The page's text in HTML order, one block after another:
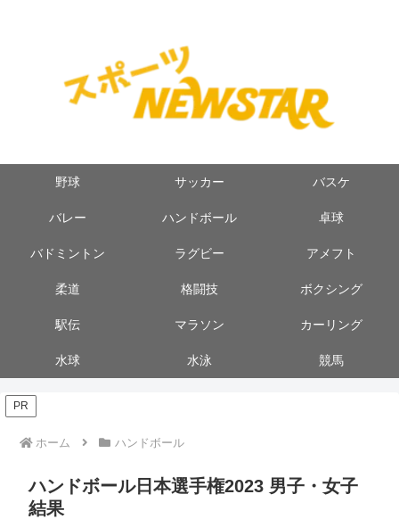
野球 サッカー バスケ
バレー ハンドボール 卓球
バドミントン ラグビー アメフト
柔道 格闘技 ボクシング
駅伝 マラソン カーリング
水球 水泳 競馬
PR
ホーム ハンドボール
ハンドボール日本選手権2023 男子・女子
結果